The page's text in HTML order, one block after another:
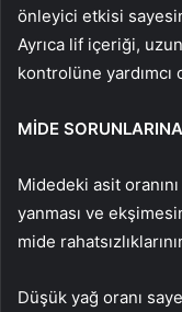
önleyici etkisi
Ayrıca lif içeriği,
kontrolüne yardımcı
MİDE
Midedeki asit
yanması ve
mide
Düşük yağ oranı